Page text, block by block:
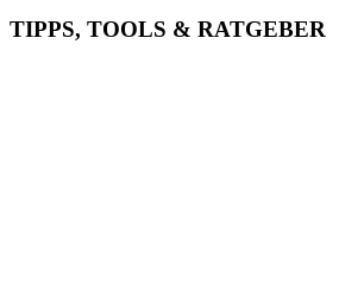
TIPPS, TOOLS & RATGEBER